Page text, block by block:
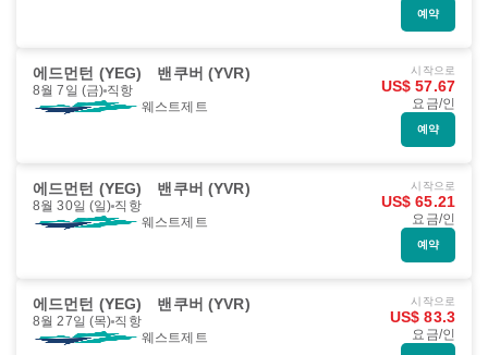
예약
에드먼턴 (YEG) 밴쿠버 (YVR)
8월 7일 (금) 직항
웨스트제트
시작으로
US$ 57.67
요금/인
예약
에드먼턴 (YEG) 밴쿠버 (YVR)
8월 30일 (일) 직항
웨스트제트
시작으로
US$ 65.21
요금/인
예약
에드먼턴 (YEG) 밴쿠버 (YVR)
8월 27일 (목) 직항
웨스트제트
시작으로
US$ 83.3
요금/인